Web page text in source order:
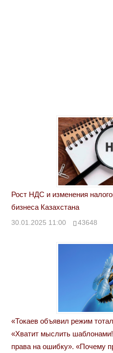
Рост НДС и изменения
бизнеса Казахстана
30.01.2025 11:00 43648
«Токаев объявил режим
«Хватит мыслить
права на ошибку». «Почему